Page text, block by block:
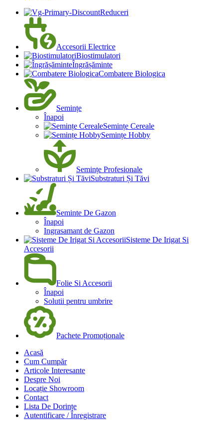
Reduceri
Accesorii Electrice
Biostimulatori
Îngrășăminte
Combatere Biologica
Semințe
Înapoi
Semințe Cereale
Semințe Hobby
Semințe Profesionale
Substraturi Și Tăvi
Seminte De Gazon
Înapoi
Ingrasamant de Gazon
Sisteme De Irigat Si
Accesorii
Folie Si Accesorii
Înapoi
Solutii pentru umbrire
Pachete Promoționale
Acasă
Cum Cumpăr
Articole Interesante
Despre Noi
Locație Showroom
Contact
Lista De Dorințe
Autentificare / Înregistrare